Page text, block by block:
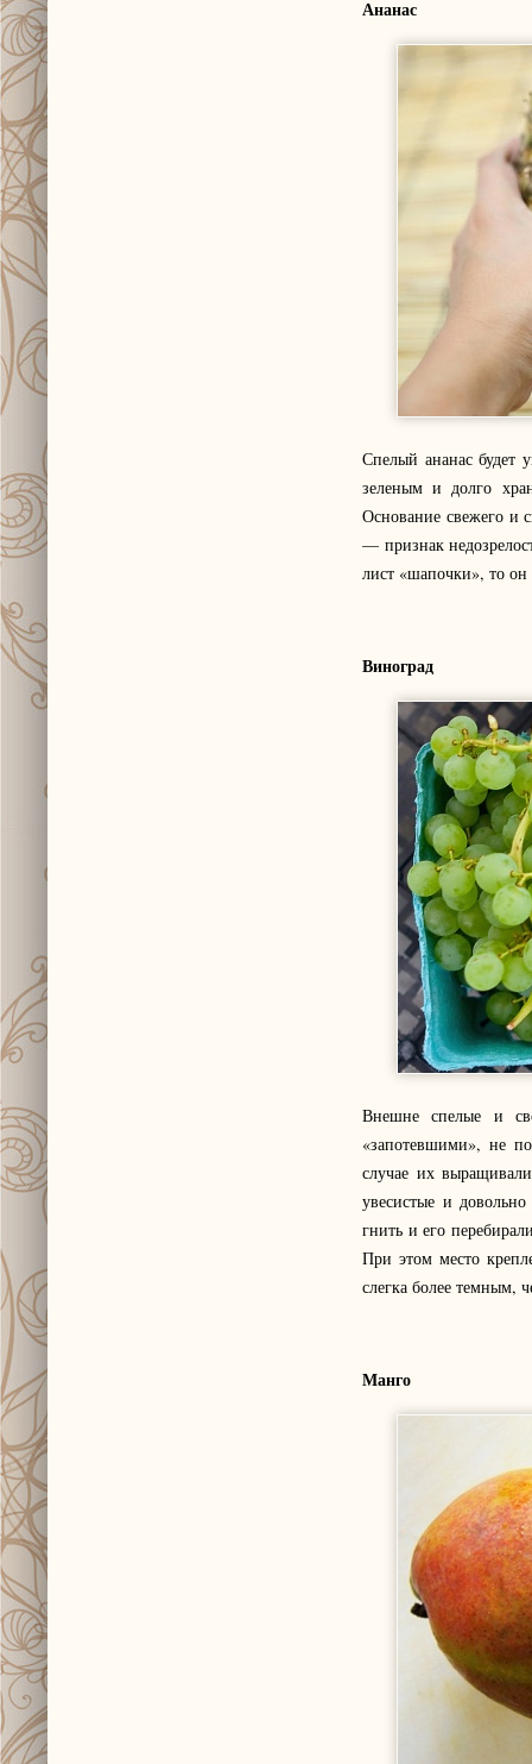
Ананас
Спелый ананас будет
зеленым и долго
Основание свежего и
— признак
лист «шапочки», то он
Виноград
Внешне спелые и
«запотевшими», не
случае их
увесистые и
гнить и его
При этом место
слегка более темным,
Манго